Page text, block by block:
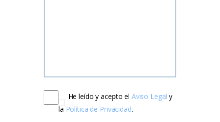
He leído y acepto el Aviso Legal y
la Política de Privacidad.